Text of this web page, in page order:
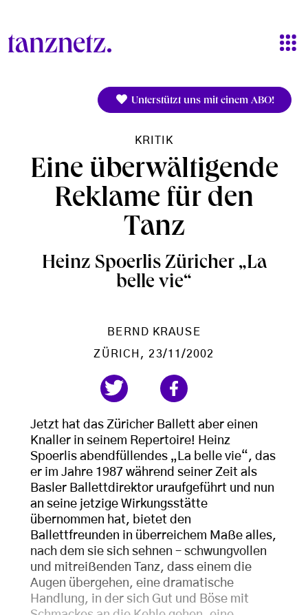
Unterstützt uns mit einem ABO!
KRITIK
Eine überwältigende
Reklame für den
Tanz
Heinz Spoerlis Züricher „La
belle vie“
BERND KRAUSE
ZÜRICH , 23/11/2002
Jetzt hat das Züricher Ballett aber einen
Knaller in seinem Repertoire! Heinz
Spoerlis abendfüllendes „La belle vie“, das
er im Jahre 1987 während seiner Zeit als
Basler Ballettdirektor uraufgeführt und nun
an seine jetzige Wirkungsstätte
übernommen hat, bietet den
Ballettfreunden in überreichem Maße alles,
nach dem sie sich sehnen – schwungvollen
und mitreißenden Tanz, dass einem die
Augen übergehen, eine dramatische
Handlung, in der sich Gut und Böse mit